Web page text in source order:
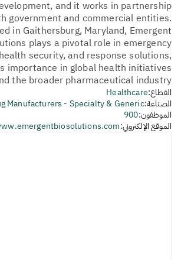
and it works in partnership
government and commercial entities.
in Gaithersburg, Maryland, Emergent
plays a pivotal role in emergency
security, and response solutions,
importance in global health initiatives
the broader pharmaceutical industry.
القطاع:Healthcare
الصناعة:Manufacturers - Specialty & Generic
الموظفون:900
الموقع الإلكتروني: